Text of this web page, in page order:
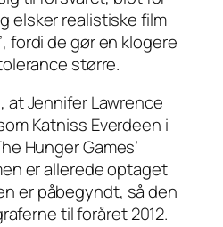
elsker realistiske film
fordi de gør en klogere
større.
Jennifer Lawrence
Katniss Everdeen i
Hunger Games’
er allerede optaget
er påbegyndt, så den
til foråret 2012.